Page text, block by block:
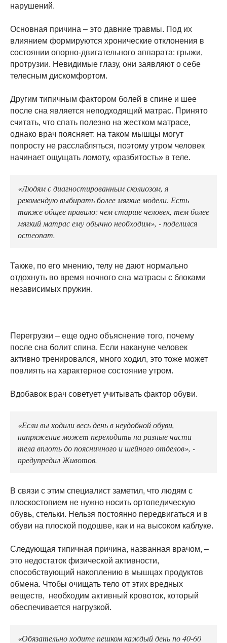
нарушений.
Основная причина – это давние травмы. Под их
влиянием формируются хронические отклонения в
состоянии опорно-двигательного аппарата: грыжи,
протрузии. Невидимые глазу, они заявляют о себе
телесным дискомфортом.
Другим типичным фактором болей в спине и шее
после сна является неподходящий матрас. Принято
считать, что спать полезно на жестком матрасе,
однако врач поясняет: на таком мышцы могут
попросту не расслабляться, поэтому утром человек
начинает ощущать ломоту, «разбитость» в теле.
«Людям с диагностированным сколиозом, я
рекомендую выбирать более мягкие модели. Есть
также общее правило: чем старше человек, тем более
мягкий матрас ему обычно необходим», - поделился
остеопат.
Также, по его мнению, телу не дают нормально
отдохнуть во время ночного сна матрасы с блоками
независимых пружин.
Перегрузки – еще одно объяснение того, почему
после сна болит спина. Если накануне человек
активно тренировался, много ходил, это тоже может
повлиять на характерное состояние утром.
Вдобавок врач советует учитывать фактор обуви.
«Если вы ходили весь день в неудобной обуви,
напряжение может переходить на разные части
тела вплоть до поясничного и шейного отделов», -
предупредил Животов.
В связи с этим специалист заметил, что людям с
плоскостопием не нужно носить ортопедическую
обувь, стельки. Нельзя постоянно передвигаться и в
обуви на плоской подошве, как и на высоком каблуке.
Следующая типичная причина, названная врачом, –
это недостаток физической активности,
способствующий накоплению в мышцах продуктов
обмена. Чтобы очищать тело от этих вредных
веществ, необходим активный кровоток, который
обеспечивается нагрузкой.
«Обязательно ходите пешком каждый день по 40-60